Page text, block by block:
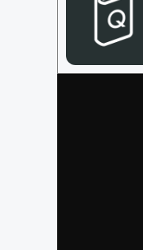
編集ガイドライ